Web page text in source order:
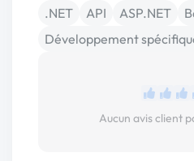
.NET API ASP.NET
Développement
Aucun avis client